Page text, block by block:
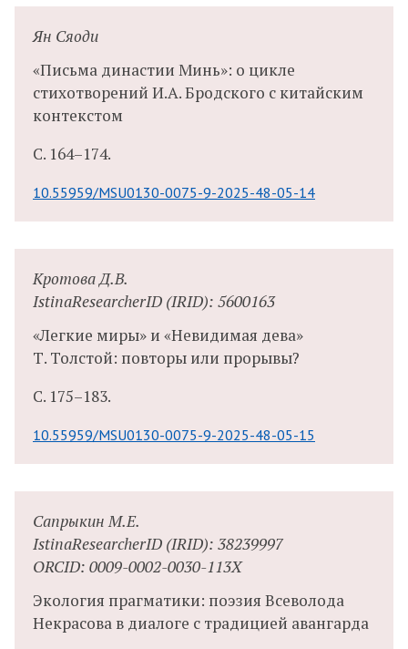
Ян Сяоди
«Письма династии Минь»: о цикле
стихотворений И.А. Бродского с китайским
контекстом
С. 164–174.
10.55959/MSU0130-0075-9-2025-48-05-14
Кротова Д.В.
IstinaResearcherID (IRID): 5600163
«Легкие миры» и «Невидимая дева»
Т. Толстой: повторы или прорывы?
С. 175–183.
10.55959/MSU0130-0075-9-2025-48-05-15
Сапрыкин М.Е.
IstinaResearcherID (IRID): 38239997
ORCID: 0009-0002-0030-113X
Экология прагматики: поэзия Всеволода
Некрасова в диалоге с традицией авангарда